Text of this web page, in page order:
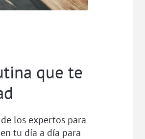
que te
los expertos para
tu día a día para